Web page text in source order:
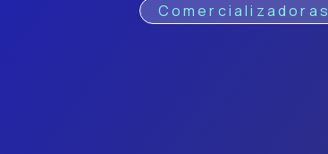
Comercializadoras